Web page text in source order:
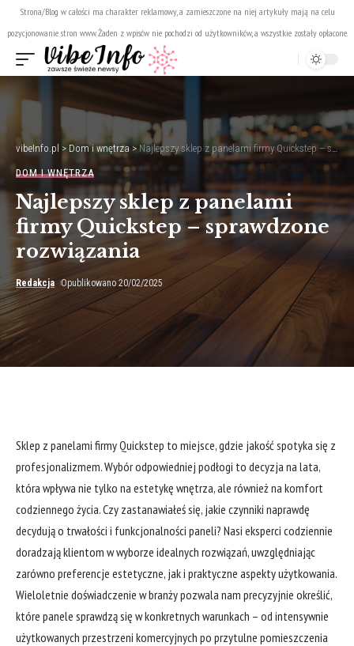
Strona/Blog w całości ma charakter reklamowy, a zamieszczone na niej artykuły mają na celu
pozycjonowanie stron www. Żaden z wpisów nie pochodzi od użytkowników, a wszystkie zostały opłacone.
vibeInfo.pl > Dom i wnętrza > Najlepszy sklep z panelami firmy Quickstep – sprawdzone rozwiązania
DOM I WNĘTRZA
Najlepszy sklep z panelami
firmy Quickstep – sprawdzone
rozwiązania
Redakcja Opublikowano 20/02/2025
Sklep z panelami firmy Quickstep to miejsce, gdzie jakość spotyka się z
profesjonalizmem. Wybór odpowiedniej podłogi to decyzja na lata,
która wpływa nie tylko na estetykę wnętrza, ale również na komfort
codziennego życia. Czy zastanawiałeś się, jakie czynniki naprawdę
decydują o trwałości i funkcjonalności paneli? Nasi eksperci codziennie
doradzają klientom w wyborze idealnych rozwiązań, uwzględniając
zarówno preferencje estetyczne, jak i praktyczne aspekty użytkowania.
Wieloletnie doświadczenie w branży pozwala nam precyzyjnie określić,
które panele sprawdzą się w konkretnych warunkach – od intensywnie
użytkowanych przestrzeni komercyjnych po przytulne pomieszczenia